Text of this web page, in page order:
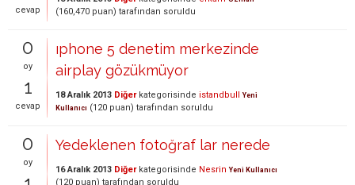
cevap (160,470 puan) tarafından soruldu
0
oy
1
cevap
ıphone 5 denetim merkezinde
airplay gözükmüyor
18 Aralık 2013 Diğerkategorisinde istandbull Yeni
Kullanıcı (120 puan) tarafından soruldu
0
oy
Yedeklenen fotoğraf lar nerede
16 Aralık 2013 Diğerkategorisinde Nesrin Yeni Kullanıcı
(120 puan) tarafından soruldu